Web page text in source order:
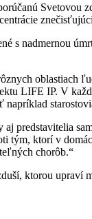
s nadmernou
oblastiach
LIFE IP. V
predstavitelia
ktorí v
chorôb.“
ktorou